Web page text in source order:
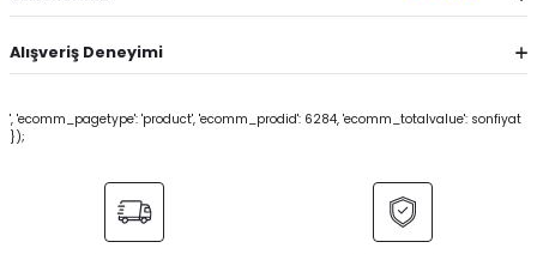
Alışveriş Deneyimi
', 'ecomm_pagetype': 'product', 'ecomm_prodid': 6284, 'ecomm_totalvalue': sonfiyat
});